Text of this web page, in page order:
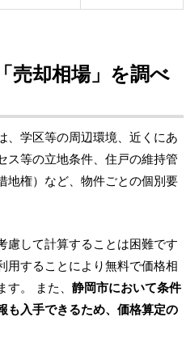
売却相場」を調べ
、学区等の周辺環境、近くにあ
ス等の立地条件、住戸の維持管
地権）など、物件ごとの個別要
慮して計算することは困難です
用することにより無料で価格相
。 また、 静岡市において条件
も入手できるため、価格算定の